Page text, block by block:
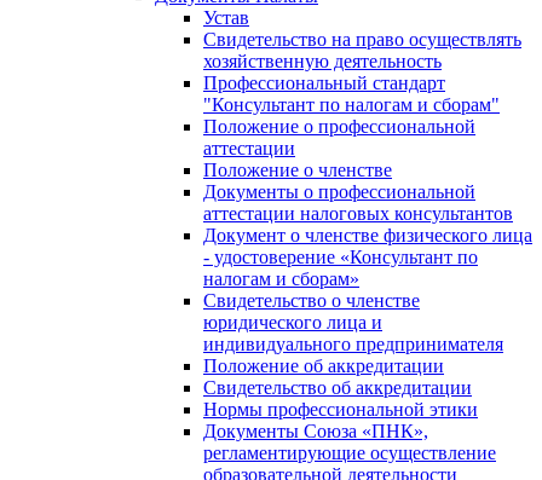
Устав
Свидетельство на право осуществлять
хозяйственную деятельность
Профессиональный стандарт
"Консультант по налогам и сборам"
Положение о профессиональной
аттестации
Положение о членстве
Документы о профессиональной
аттестации налоговых консультантов
Документ о членстве физического лица
- удостоверение «Консультант по
налогам и сборам»
Свидетельство о членстве
юридического лица и
индивидуального предпринимателя
Положение об аккредитации
Свидетельство об аккредитации
Нормы профессиональной этики
Документы Союза «ПНК»,
регламентирующие осуществление
образовательной деятельности